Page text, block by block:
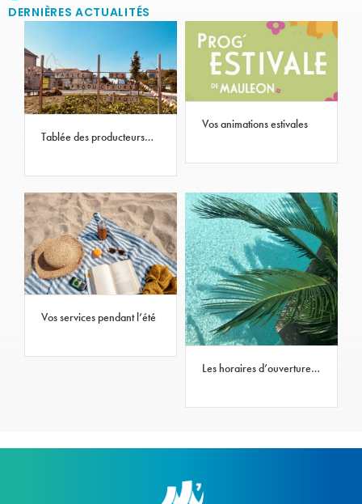
DERNIÈRES ACTUALITÉS
Tablée des producteurs
Vos animations estivales
Vos services pendant l’été
Les horaires d’ouverture